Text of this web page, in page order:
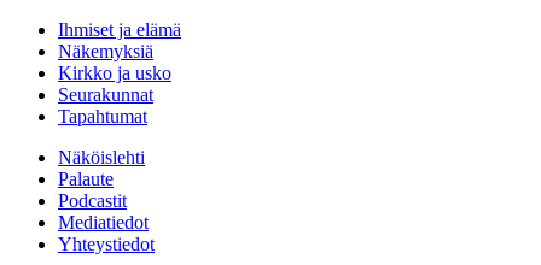
Ihmiset ja elämä
Näkemyksiä
Kirkko ja usko
Seurakunnat
Tapahtumat
Näköislehti
Palaute
Podcastit
Mediatiedot
Yhteystiedot